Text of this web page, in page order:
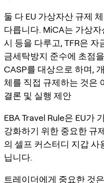
둘 다 EU 가상자산 규제
다릅니다. MiCA는 가상
시 등을 다루고, TFR은
금세탁방지 준수에 초점
CASP를 대상으로 하며,
체를 직접 규제하는 것은
결론 및 실행 제안
EBA Travel Rule은 EU가
강화하기 위한 중요한 규
의 셀프 커스터디 지갑 사
닙니다.
트레이더에게 중요한 것